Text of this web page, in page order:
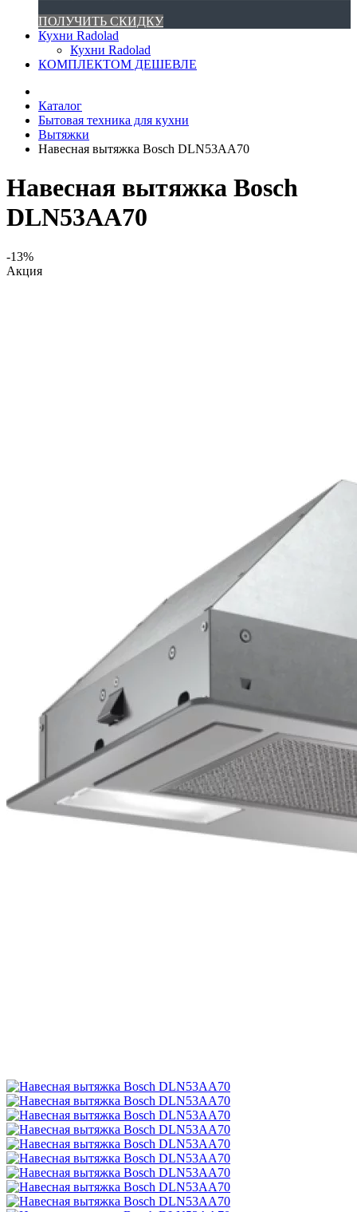
ПОЛУЧИТЬ СКИДКУ
Кухни Radolad
Кухни Radolad
КОМПЛЕКТОМ ДЕШЕВЛЕ
Каталог
Бытовая техника для кухни
Вытяжки
Навесная вытяжка Bosch DLN53AA70
Навесная вытяжка Bosch
DLN53AA70
-13%
Акция